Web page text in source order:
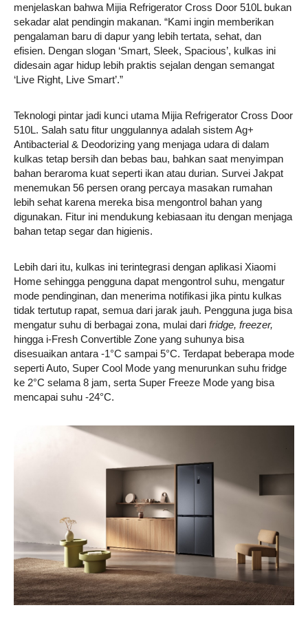
menjelaskan bahwa Mijia Refrigerator Cross Door 510L bukan
sekadar alat pendingin makanan. “Kami ingin memberikan
pengalaman baru di dapur yang lebih tertata, sehat, dan
efisien. Dengan slogan ‘Smart, Sleek, Spacious’, kulkas ini
didesain agar hidup lebih praktis sejalan dengan semangat
‘Live Right, Live Smart’.”
Teknologi pintar jadi kunci utama Mijia Refrigerator Cross Door
510L. Salah satu fitur unggulannya adalah sistem Ag+
Antibacterial & Deodorizing yang menjaga udara di dalam
kulkas tetap bersih dan bebas bau, bahkan saat menyimpan
bahan beraroma kuat seperti ikan atau durian. Survei Jakpat
menemukan 56 persen orang percaya masakan rumahan
lebih sehat karena mereka bisa mengontrol bahan yang
digunakan. Fitur ini mendukung kebiasaan itu dengan menjaga
bahan tetap segar dan higienis.
Lebih dari itu, kulkas ini terintegrasi dengan aplikasi Xiaomi
Home sehingga pengguna dapat mengontrol suhu, mengatur
mode pendinginan, dan menerima notifikasi jika pintu kulkas
tidak tertutup rapat, semua dari jarak jauh. Pengguna juga bisa
mengatur suhu di berbagai zona, mulai dari fridge, freezer,
hingga i-Fresh Convertible Zone yang suhunya bisa
disesuaikan antara -1°C sampai 5°C. Terdapat beberapa mode
seperti Auto, Super Cool Mode yang menurunkan suhu fridge
ke 2°C selama 8 jam, serta Super Freeze Mode yang bisa
mencapai suhu -24°C.